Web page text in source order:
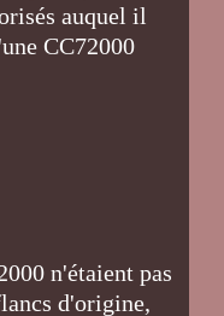
auquel il
CC72000
n'étaient pas
d'origine,